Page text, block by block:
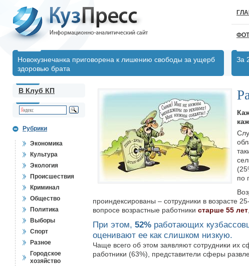
Новокузнечанка приговорена к лишению свободы за ущерб
здоровью брата
За
В Клуб КП
Рубрики
Экономика
Культура
Экология
Происшествия
Криминал
Общество
Политика
Выборы
Спорт
Разное
Городское
хозяйство
по
проиндексированы – сотрудники в возрасте
вопросе возрастные работники старше 55 лет
При этом, 52% работающих
оценивают ее как слишком низкую.
Чаще всего об этом заявляют сотрудники их
работники (63%), представители сферы